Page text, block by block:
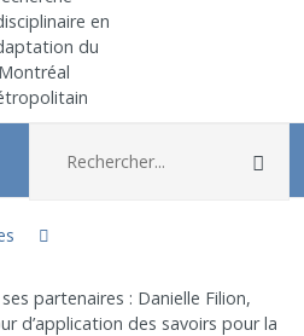
partenaires : Danielle Filion,
d’application des savoirs pour la